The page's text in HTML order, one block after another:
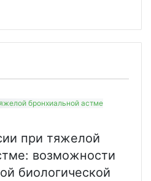
при тяжелой
возможности
биологической